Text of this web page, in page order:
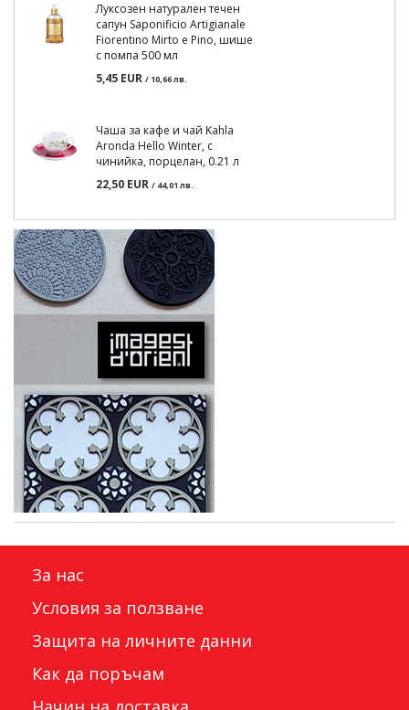
Луксозен натурален течен
сапун Saponificio Artigianale
Fiorentino Mirto e Pino, шише
с помпа 500 мл
5,45 EUR / 10,66 лв.
Чаша за кафе и чай Kahla
Aronda Hello Winter, с
чинийка, порцелан, 0.21 л
22,50 EUR / 44,01 лв.
За нас
Условия за ползване
Защита на личните данни
Как да поръчам